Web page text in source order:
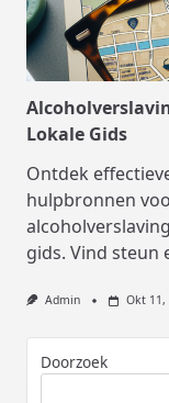
Lokale Gids
Ontdek
hulpbronnen
gids. Vind steun
Admin Okt 11,
Doorzoek